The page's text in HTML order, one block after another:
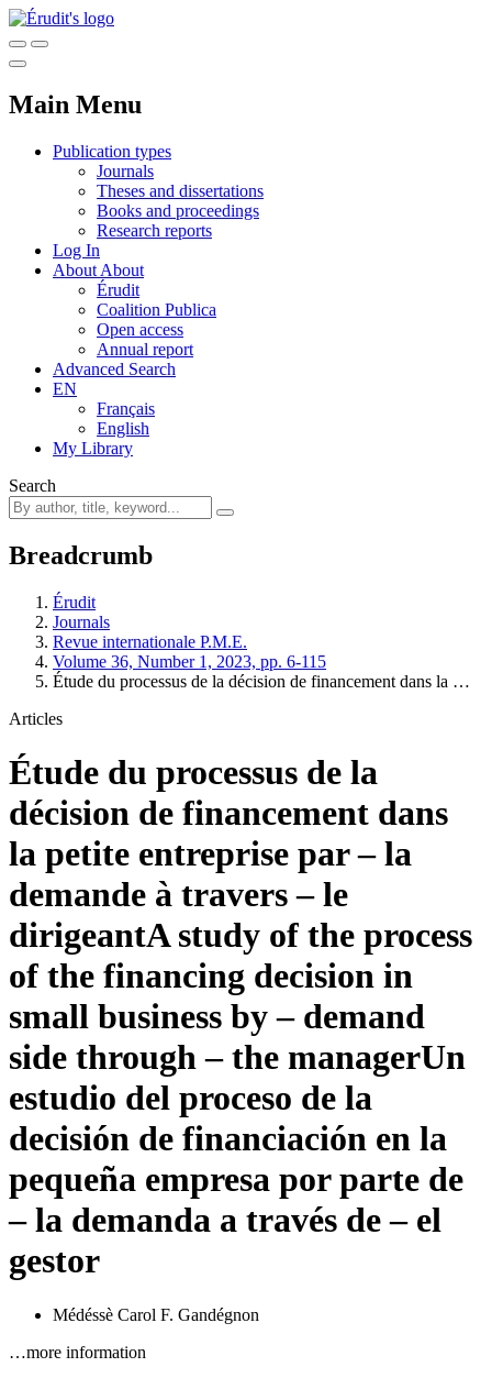
Main Menu
Publication types
Journals
Theses and dissertations
Books and proceedings
Research reports
Log In
About About
Érudit
Coalition Publica
Open access
Annual report
Advanced Search
EN
Français
English
My Library
Search
Breadcrumb
Érudit
Journals
Revue internationale P.M.E.
Volume 36, Number 1, 2023, pp. 6-115
Étude du processus de la décision de financement dans la …
Articles
Étude du processus de la
décision de financement dans
la petite entreprise par – la
demande à travers – le
dirigeantA study of the process
of the financing decision in
small business by – demand
side through – the managerUn
estudio del proceso de la
decisión de financiación en la
pequeña empresa por parte de
– la demanda a través de – el
gestor
Médéssè Carol F. Gandégnon
…more information